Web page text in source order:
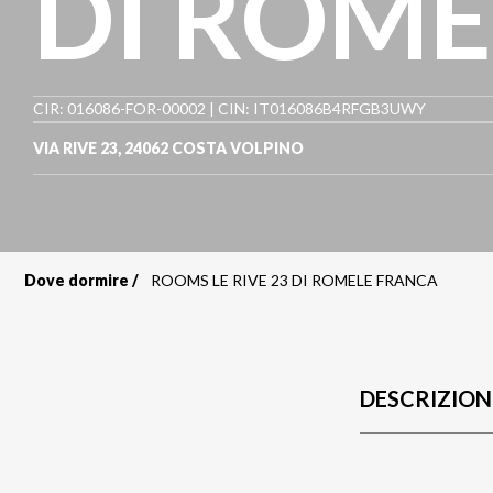
CIR: 016086-FOR-00002 | CIN: IT016086B4RFGB3UWY
VIA RIVE 23, 24062 COSTA VOLPINO
Dove dormire ROOMS LE RIVE 23 DI ROMELE FRANCA